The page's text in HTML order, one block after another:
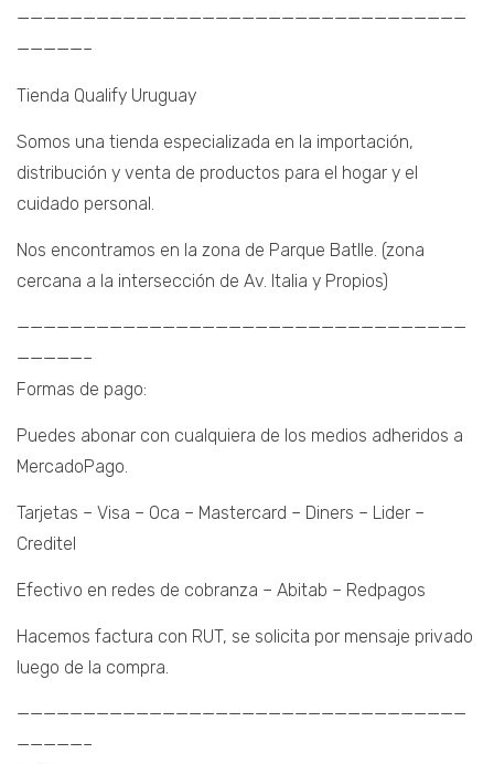
——————————————————————————————————
—————–
Tienda Qualify Uruguay
Somos una tienda especializada en la importación,
distribución y venta de productos para el hogar y el
cuidado personal.
Nos encontramos en la zona de Parque Batlle. (zona
cercana a la intersección de Av. Italia y Propios)
——————————————————————————————————
—————–
Formas de pago:
Puedes abonar con cualquiera de los medios adheridos a
MercadoPago.
Tarjetas – Visa – Oca – Mastercard – Diners – Lider –
Creditel
Efectivo en redes de cobranza – Abitab – Redpagos
Hacemos factura con RUT, se solicita por mensaje privado
luego de la compra.
——————————————————————————————————
—————–